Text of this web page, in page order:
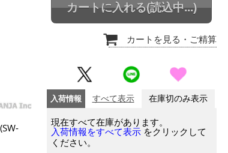
カートに入れる(読込中...)
カートを見る ・ご精算
入荷情報 すべて表示 在庫切のみ表示
現在すべて在庫があります。
入荷情報をすべて表示 をクリックして
ください。